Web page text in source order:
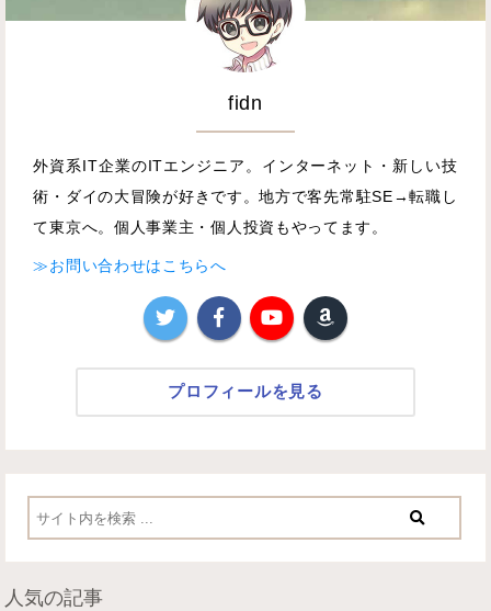
fidn
外資系IT企業のITエンジニア。インターネット・新しい技
術・ダイの大冒険が好きです。地方で客先常駐SE→転職し
て東京へ。個人事業主・個人投資もやってます。
≫お問い合わせはこちらへ
プロフィールを見る
人気の記事